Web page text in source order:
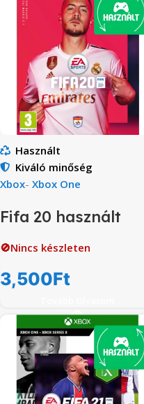
Használt
Kiváló minőség
Xbox- Xbox One
Fifa 20 használt
🚫Nincs készleten
3,500Ft